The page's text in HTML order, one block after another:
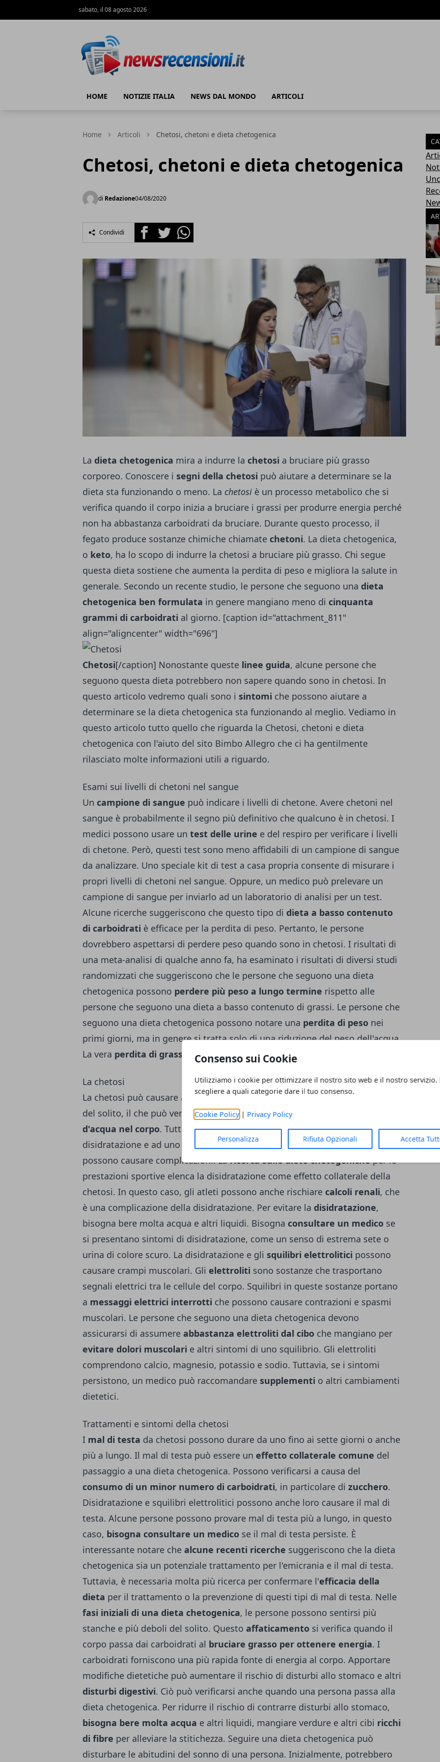
Consenso sui Cookie
Utilizziamo i cookie per ottimizzare il nostro sito web e il nostro servizio.
scegliere a quali categorie dare il tuo consenso.
Cookie Policy| Privacy Policy
Personalizza Rifiuta Opzionali Accetta
sabato, il 08 agosto 2026
HOME NOTIZIE ITALIA NEWS DAL MONDO ARTICOLI
Home Articoli Chetosi, chetoni e dieta chetogenica
Chetosi, chetoni e dieta chetogenica
di Redazione04/08/2020
Condividi FacebookTwitterWhatsapp
La dieta chetogenica mira a indurre la chetosi a bruciare più grasso
corporeo. Conoscere i segni della chetosi può aiutare a determinare se la
dieta sta funzionando o meno. La chetosi è un processo metabolico che si
verifica quando il corpo inizia a bruciare i grassi per produrre energia perché
non ha abbastanza carboidrati da bruciare. Durante questo processo, il
fegato produce sostanze chimiche chiamate chetoni. La dieta chetogenica,
o keto, ha lo scopo di indurre la chetosi a bruciare più grasso. Chi segue
questa dieta sostiene che aumenta la perdita di peso e migliora la salute in
generale. Secondo un recente studio, le persone che seguono una dieta
chetogenica ben formulata in genere mangiano meno di cinquanta
grammi di carboidrati al giorno. [caption id="attachment_811"
align="aligncenter" width="696"]
Chetosi[/caption] Nonostante queste linee guida, alcune persone che
seguono questa dieta potrebbero non sapere quando sono in chetosi. In
questo articolo vedremo quali sono i sintomi che possono aiutare a
determinare se la dieta chetogenica sta funzionando al meglio. Vediamo in
questo articolo tutto quello che riguarda la Chetosi, chetoni e dieta
chetogenica con l'aiuto del sito Bimbo Allegro che ci ha gentilmente
rilasciato molte informazioni utili a riguardo.
Esami sui livelli di chetoni nel sangue
Un campione di sangue può indicare i livelli di chetone. Avere chetoni nel
sangue è probabilmente il segno più definitivo che qualcuno è in chetosi. I
medici possono usare un test delle urine e del respiro per verificare i livelli
di chetone. Però, questi test sono meno affidabili di un campione di sangue
da analizzare. Uno speciale kit di test a casa propria consente di misurare i
propri livelli di chetoni nel sangue. Oppure, un medico può prelevare un
campione di sangue per inviarlo ad un laboratorio di analisi per un test.
Alcune ricerche suggeriscono che questo tipo di dieta a basso contenuto
di carboidrati è efficace per la perdita di peso. Pertanto, le persone
dovrebbero aspettarsi di perdere peso quando sono in chetosi. I risultati di
una meta-analisi di qualche anno fa, ha esaminato i risultati di diversi studi
randomizzati che suggeriscono che le persone che seguono una dieta
chetogenica possono perdere più peso a lungo termine rispetto alle
persone che seguono una dieta a basso contenuto di grassi. Le persone che
seguono una dieta chetogenica possono notare una perdita di peso nei
primi giorni, ma in genere si tratta solo di una riduzione del peso dell'acqua.
La vera perdita di grasso potrebbe non verificarsi per diverse settimane.
La chetosi
La chetosi può causare ad alcune persone la sensazione disentirsi più sazi
del solito, il che può verificarsi come un effetto collaterale della
d'acqua nel corpo. Tuttavia, altilivelli di chetoni possono anche portare a
disidratazione e ad uno squilibrio elettrolitico. Entrambe queste reazioni
possono causare complicazioni. Laricerca sulle diete chetogenicheper le
prestazioni sportive elenca la disidratazione come effetto collaterale della
chetosi. In questo caso, gli atleti possono anche rischiare calcoli renali, che
è una complicazione della disidratazione. Per evitare la disidratazione,
bisogna bere molta acqua e altri liquidi. Bisogna consultare un medico se
si presentano sintomi di disidratazione, come un senso di estrema sete o
urina di colore scuro. La disidratazione e gli squilibri elettrolitici possono
causare crampi muscolari. Gli elettroliti sono sostanze che trasportano
segnali elettrici tra le cellule del corpo. Squilibri in queste sostanze portano
a messaggi elettrici interrotti che possono causare contrazioni e spasmi
muscolari. Le persone che seguono una dieta chetogenica devono
assicurarsi di assumere abbastanza elettroliti dal cibo che mangiano per
evitare dolori muscolari e altri sintomi di uno squilibrio. Gli elettroliti
comprendono calcio, magnesio, potassio e sodio. Tuttavia, se i sintomi
persistono, un medico può raccomandare supplementi o altri cambiamenti
dietetici.
Trattamenti e sintomi della chetosi
I mal di testa da chetosi possono durare da uno fino ai sette giorni o anche
più a lungo. Il mal di testa può essere un effetto collaterale comune del
passaggio a una dieta chetogenica. Possono verificarsi a causa del
consumo di un minor numero di carboidrati, in particolare di zucchero.
Disidratazione e squilibri elettrolitici possono anche loro causare il mal di
testa. Alcune persone possono provare mal di testa più a lungo, in questo
caso, bisogna consultare un medico se il mal di testa persiste. È
interessante notare che alcune recenti ricerche suggeriscono che la dieta
chetogenica sia un potenziale trattamento per l'emicrania e il mal di testa.
Tuttavia, è necessaria molta più ricerca per confermare l'efficacia della
dieta per il trattamento o la prevenzione di questi tipi di mal di testa. Nelle
fasi iniziali di una dieta chetogenica, le persone possono sentirsi più
stanche e più deboli del solito. Questo affaticamento si verifica quando il
corpo passa dai carboidrati al bruciare grasso per ottenere energia. I
carboidrati forniscono una più rapida fonte di energia al corpo. Apportare
modifiche dietetiche può aumentare il rischio di disturbi allo stomaco e altri
disturbi digestivi. Ciò può verificarsi anche quando una persona passa alla
dieta chetogenica. Per ridurre il rischio di contrarre disturbi allo stomaco,
bisogna bere molta acqua e altri liquidi, mangiare verdure e altri cibi ricchi
di fibre per alleviare la stitichezza. Seguire una dieta chetogenica può
disturbare le abitudini del sonno di una persona. Inizialmente, potrebbero